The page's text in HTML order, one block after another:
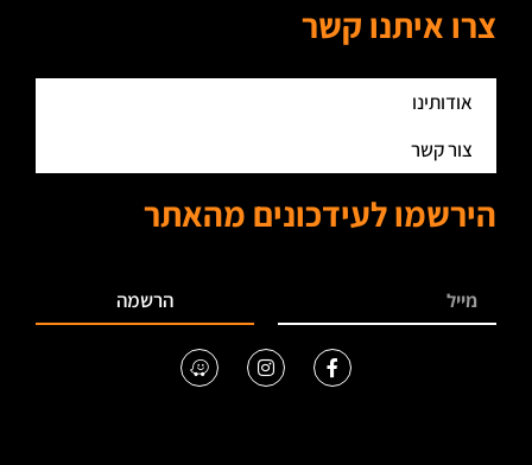
צרו איתנו קשר
אודותינו
צור קשר
הירשמו לעידכונים מהאתר
הרשמה